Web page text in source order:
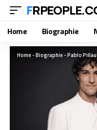
Home Biographie
Home -Biographie -Pablo Pillaud-